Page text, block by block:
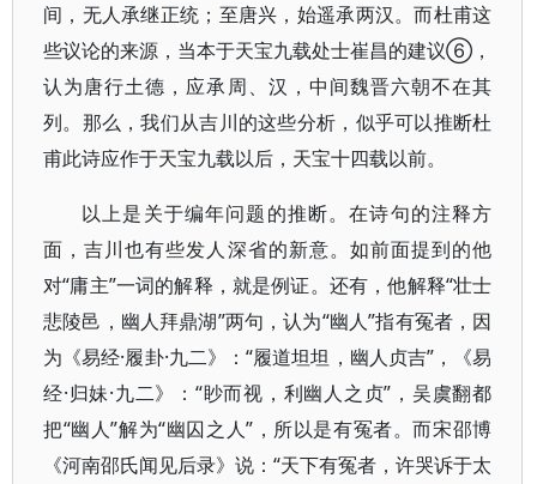
间，无人承继正统；至唐兴，始遥承两汉。而杜甫这
些议论的来源，当本于天宝九载处士崔昌的建议⑥，
认为唐行土德，应承周、汉，中间魏晋六朝不在其
列。那么，我们从吉川的这些分析，似乎可以推断杜
甫此诗应作于天宝九载以后，天宝十四载以前。
以上是关于编年问题的推断。在诗句的注释方
面，吉川也有些发人深省的新意。如前面提到的他
对“庸主”一词的解释，就是例证。还有，他解释“壮士
悲陵邑，幽人拜鼎湖”两句，认为“幽人”指有冤者，因
为《易经·履卦·九二》：“履道坦坦，幽人贞吉”，《易
经·归妹·九二》：“眇而视，利幽人之贞”，吴虞翻都
把“幽人”解为“幽囚之人”，所以是有冤者。而宋邵博
《河南邵氏闻见后录》说：“天下有冤者，许哭诉于太